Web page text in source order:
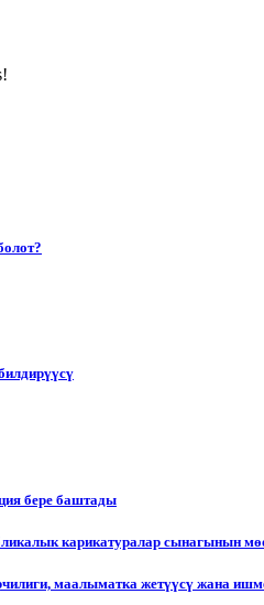
бере баштады
карикатуралар сынагынын
маалыматка жетүүсү жана